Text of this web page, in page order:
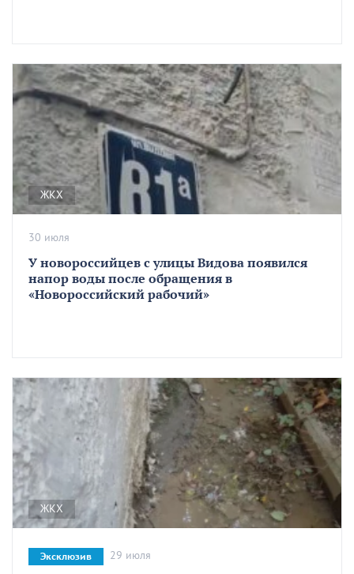
ЖКХ
У новороссийцев с улицы Видова появился
напор воды после обращения в
«Новороссийский рабочий»
30 июля
ЖКХ
Эксклюзив 29 июля